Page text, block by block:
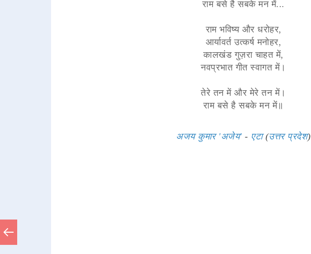
राम बसे है सबके मन में...
राम भविष्य और धरोहर,
आर्यावर्त उत्कर्ष मनोहर,
कालखंड गुज़रा चाहत में,
नवप्रभात गीत स्वागत में।
तेरे तन में और मेरे तन में।
राम बसे है सबके मन में॥
अजय कुमार 'अजेय' - एटा(उत्तर प्रदेश)